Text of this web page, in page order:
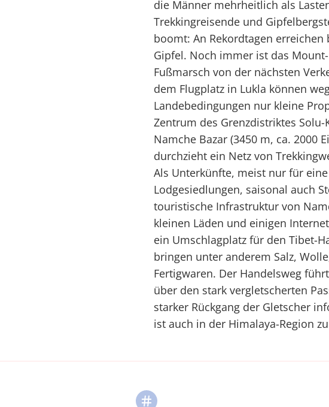
die Männer mehrheitlich als
Trekkingreisende und
boomt: An Rekordtagen erreichen
Gipfel. Noch immer ist das
Fußmarsch von der nächsten
dem Flugplatz in Lukla können
Landebedingungen nur kleine
Zentrum des Grenzdistriktes
Namche Bazar (3450 m, ca. 2000
durchzieht ein Netz von
Als Unterkünfte, meist nur für
Lodgesiedlungen, saisonal auch
touristische Infrastruktur von
kleinen Läden und einigen
ein Umschlagplatz für den Tibet-
bringen unter anderem Salz,
Fertigwaren. Der Handelsweg
über den stark vergletscherten
starker Rückgang der Gletscher
ist auch in der Himalaya-Region